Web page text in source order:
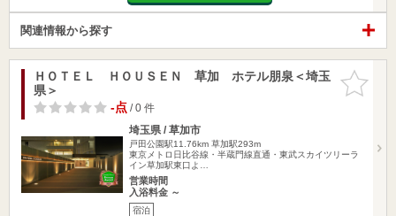
関連情報から探す
お気に入
りに追加
ＨＯＴＥＬ ＨＯＵＳＥＮ 草加 ホテル朋泉＜埼玉
県＞
-点/ 0 件
埼玉県 / 草加市
戸田公園駅11.76km 草加駅293m
東京メトロ日比谷線・半蔵門線直通・東武スカイツリーラ
イン草加駅東口よ…
営業時間
入浴料金 ～
宿泊